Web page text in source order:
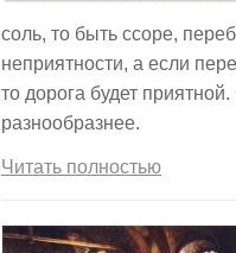
соль, то быть ссоре,
неприятности, а если
то дорога будет
разнообразнее.
Читать полностью